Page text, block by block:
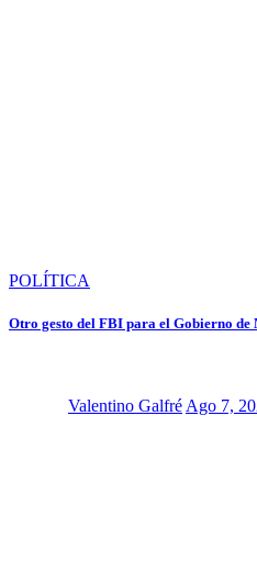
POLÍTICA
Otro gesto del FBI para el Gobierno
Valentino Galfré Ago 7,